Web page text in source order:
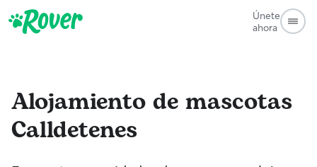
Únete
ahora
Alojamiento de mascotas
Calldetenes